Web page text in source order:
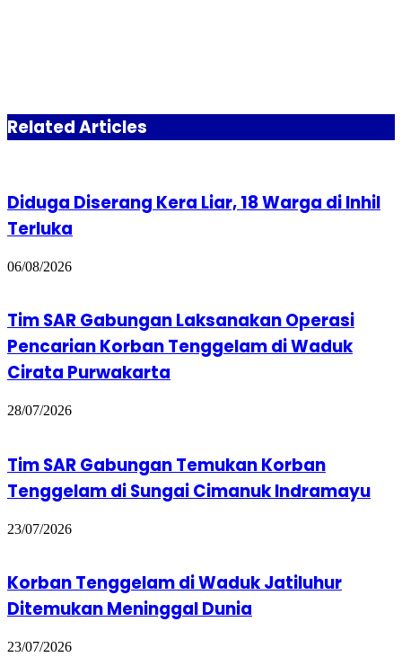
Related Articles
Diduga Diserang Kera Liar, 18 Warga di Inhil
Terluka
06/08/2026
Tim SAR Gabungan Laksanakan Operasi
Pencarian Korban Tenggelam di Waduk
Cirata Purwakarta
28/07/2026
Tim SAR Gabungan Temukan Korban
Tenggelam di Sungai Cimanuk Indramayu
23/07/2026
Korban Tenggelam di Waduk Jatiluhur
Ditemukan Meninggal Dunia
23/07/2026